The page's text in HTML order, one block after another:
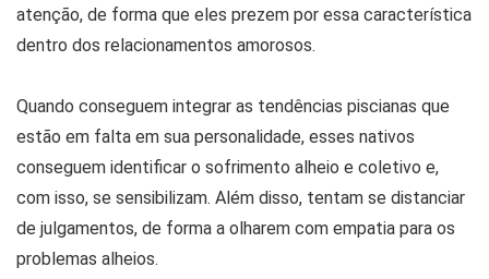
atenção, de forma que eles prezem por essa característica
dentro dos relacionamentos amorosos.
Quando conseguem integrar as tendências piscianas que
estão em falta em sua personalidade, esses nativos
conseguem identificar o sofrimento alheio e coletivo e,
com isso, se sensibilizam. Além disso, tentam se distanciar
de julgamentos, de forma a olharem com empatia para os
problemas alheios.